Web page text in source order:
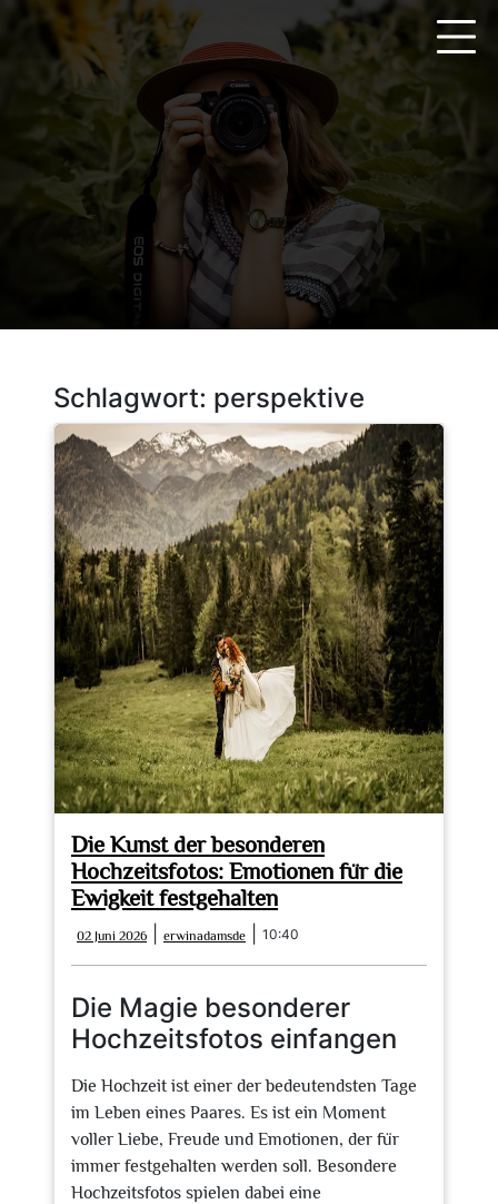
springen
Schlagwort: perspektive
Die Kunst der besonderen
Hochzeitsfotos: Emotionen für die
Ewigkeit festgehalten
02 Juni 2026
Juni
2026
erwinadamsde erwinadamsde
10:40
Die Magie besonderer
Hochzeitsfotos einfangen
Die Hochzeit ist einer der bedeutendsten Tage
im Leben eines Paares. Es ist ein Moment
voller Liebe, Freude und Emotionen, der für
immer festgehalten werden soll. Besondere
Hochzeitsfotos spielen dabei eine